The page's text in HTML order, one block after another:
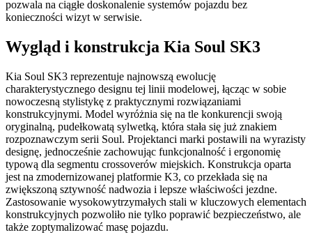
pozwala na ciągłe doskonalenie systemów pojazdu bez
konieczności wizyt w serwisie.
Wygląd i konstrukcja Kia Soul SK3
Kia Soul SK3 reprezentuje najnowszą ewolucję
charakterystycznego designu tej linii modelowej, łącząc w sobie
nowoczesną stylistykę z praktycznymi rozwiązaniami
konstrukcyjnymi. Model wyróżnia się na tle konkurencji swoją
oryginalną, pudełkowatą sylwetką, która stała się już znakiem
rozpoznawczym serii Soul. Projektanci marki postawili na wyrazisty
designę, jednocześnie zachowując funkcjonalność i ergonomię
typową dla segmentu crossoverów miejskich. Konstrukcja oparta
jest na zmodernizowanej platformie K3, co przekłada się na
zwiększoną sztywność nadwozia i lepsze właściwości jezdne.
Zastosowanie wysokowytrzymałych stali w kluczowych elementach
konstrukcyjnych pozwoliło nie tylko poprawić bezpieczeństwo, ale
także zoptymalizować masę pojazdu.